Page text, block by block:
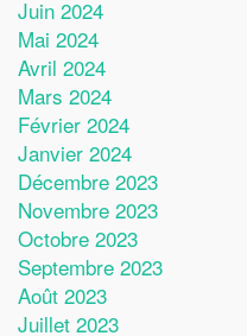
Juin 2024
Mai 2024
Avril 2024
Mars 2024
Février 2024
Janvier 2024
Décembre 2023
Novembre 2023
Octobre 2023
Septembre 2023
Août 2023
Juillet 2023